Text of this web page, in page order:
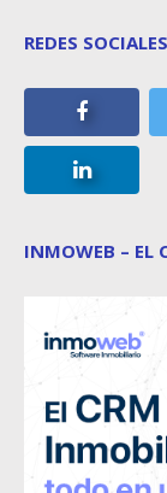
REDES SOCIALES
INMOWEB – EL